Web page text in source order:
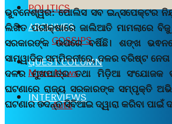
POLITICS
GOSSIPS
More News
Auto
ARCHIVES
GUEST COLUMN
INTERVIEWS
ଭୁବନେଶ୍ୱର:ପୋଲିସ ସବ ଇନ୍ସପେକ୍ଟର
ଲିଖିତ ପରୀକ୍ଷାରେ ଜାଲିଆତି ମାମଲାରେ
ସରକାରଙ୍କ ଉପରେ ବର୍ଷିଛି। ଶଙ୍ଖ
ସାମ୍ୱାଦିକ ସମ୍ମିଳନୀରେ, ଦଳର ବରିଷ୍ଟ
ଦଳର ମୁଖପାତ୍ର ତଥା ମିଡ଼ିଆ ସଂଯୋଜକ
ଘଟଣାରେ ରାଜ୍ୟ ସରକାରଙ୍କ ସମ୍ପୃକ୍ତି
ଘଟଣାର ତଦନ୍ତ ସିବିଆଇ ଦ୍ୱାରା କରିବା ପାଇଁ